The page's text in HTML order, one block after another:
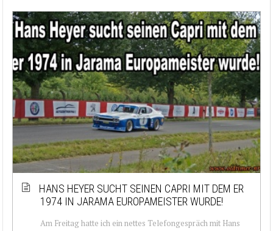
HANS HEYER SUCHT SEINEN CAPRI MIT DEM ER
1974 IN JARAMA EUROPAMEISTER WURDE!
Am Freitag hatte ich ein nettes Telefongespräch mit Hans